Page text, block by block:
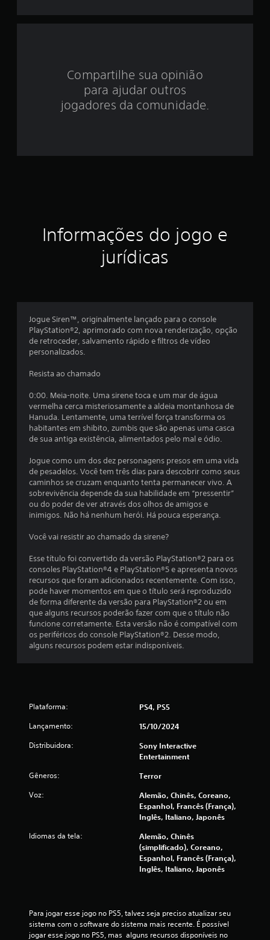
d
e
s
e
t
o
t
a
e
2
1
6
2
c
f
i
c
a
õ
e
Compartilhe sua opinião
para ajudar outros
jogadores da comunidade.
Informações do jogo e
jurídicas
Jogue Siren™, originalmente lançado para o console
PlayStation®2, aprimorado com nova renderização, opção
de retroceder, salvamento rápido e filtros de vídeo
personalizados.
Resista ao chamado
0:00. Meia-noite. Uma sirene toca e um mar de água
vermelha cerca misteriosamente a aldeia montanhosa de
Hanuda. Lentamente, uma terrível força transforma os
habitantes em shibito, zumbis que são apenas uma casca
de sua antiga existência, alimentados pelo mal e ódio.
Jogue como um dos dez personagens presos em uma vida
de pesadelos. Você tem três dias para descobrir como seus
caminhos se cruzam enquanto tenta permanecer vivo. A
sobrevivência depende da sua habilidade em “pressentir”
ou do poder de ver através dos olhos de amigos e
inimigos. Não há nenhum herói. Há pouca esperança.
Você vai resistir ao chamado da sirene?
Esse título foi convertido da versão PlayStation®2 para os
consoles PlayStation®4 e PlayStation®5 e apresenta novos
recursos que foram adicionados recentemente. Com isso,
pode haver momentos em que o título será reproduzido
de forma diferente da versão para PlayStation®2 ou em
que alguns recursos poderão fazer com que o título não
funcione corretamente. Esta versão não é compatível com
os periféricos do console PlayStation®2. Desse modo,
alguns recursos podem estar indisponíveis.
Plataforma: PS4, PS5
Lançamento: 15/10/2024
Distribuidora:
Sony Interactive
Entertainment
Gêneros: Terror
Voz:
Alemão, Chinês, Coreano,
Espanhol, Francês (França),
Inglês, Italiano, Japonês
Idiomas da tela:
Alemão, Chinês
(simplificado), Coreano,
Espanhol, Francês (França),
Inglês, Italiano, Japonês
Para jogar esse jogo no PS5, talvez seja preciso atualizar seu
sistema com o software do sistema mais recente. É possível
jogar esse jogo no PS5, mas  alguns recursos disponíveis no